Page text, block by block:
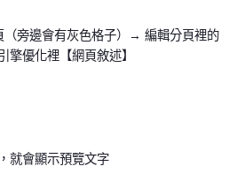
旁邊會有灰色格子）→ 編輯分頁裡的
擎優化裡【網頁敘述】
就會顯示預覽文字